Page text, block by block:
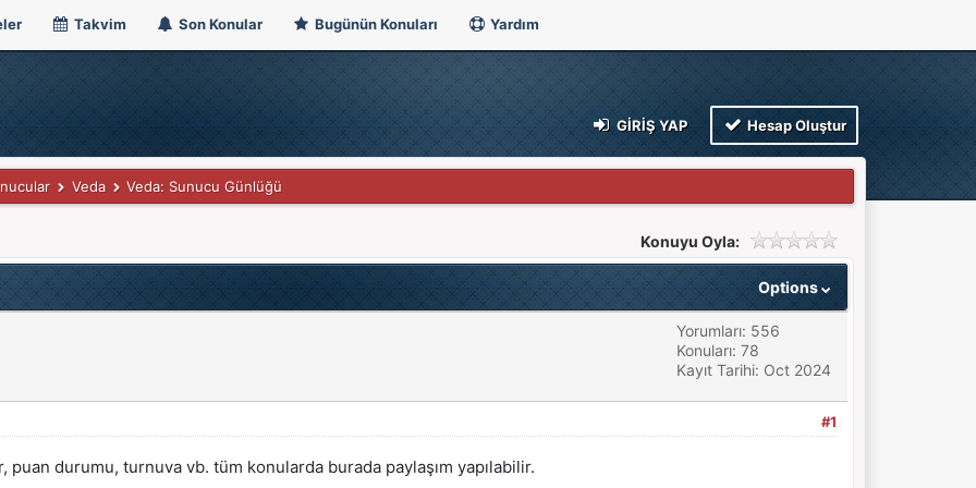
Takvim Son Konular Bugünün Konuları Yardım
GIRIŞ YAP Hesap Oluştur
Veda Veda: Sunucu Günlüğü
Konuyu Oyla:
Options
Yorumları: 556
Konuları: 78
Kayıt Tarihi: Oct 2024
#1
durumu, turnuva vb. tüm konularda burada paylaşım yapılabilir.